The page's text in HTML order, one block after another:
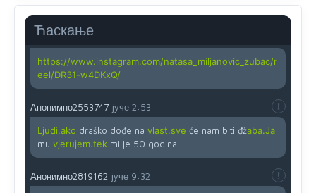
Ћаскање
coravi biraci.
Анонимно2819162
https://www.instagram.com/natasa_miljanovic_zubac/r
eel/DR31-w4DKxQ/
Анонимно2553747 јуче 2:53
Ljudi.ako draško dođe na vlast.sve će nam biti đžaba.Ja
mu vjerujem.tek mi je 50 godina.
Анонимно2819162 јуче 9:32